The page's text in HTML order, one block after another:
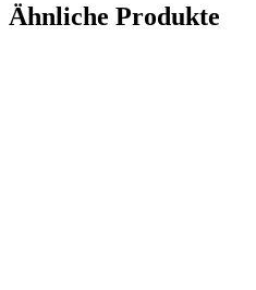
Ähnliche Produkte